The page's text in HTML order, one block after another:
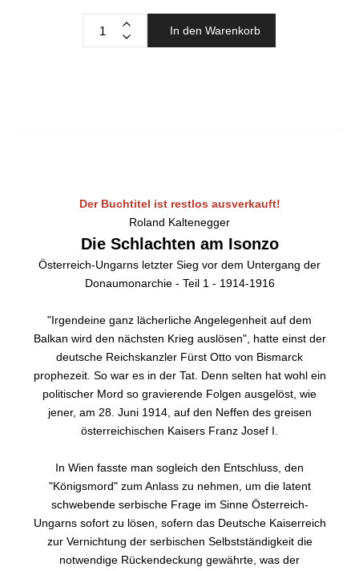
In den Warenkorb
Der Buchtitel ist restlos ausverkauft!
Roland Kaltenegger
Die Schlachten am Isonzo
Österreich-Ungarns letzter Sieg vor dem Untergang der
Donaumonarchie - Teil 1 - 1914-1916
"Irgendeine ganz lächerliche Angelegenheit auf dem
Balkan wird den nächsten Krieg auslösen", hatte einst der
deutsche Reichskanzler Fürst Otto von Bismarck
prophezeit. So war es in der Tat. Denn selten hat wohl ein
politischer Mord so gravierende Folgen ausgelöst, wie
jener, am 28. Juni 1914, auf den Neffen des greisen
österreichischen Kaisers Franz Josef I.
In Wien fasste man sogleich den Entschluss, den
"Königsmord" zum Anlass zu nehmen, um die latent
schwebende serbische Frage im Sinne Österreich-
Ungarns sofort zu lösen, sofern das Deutsche Kaiserreich
zur Vernichtung der serbischen Selbstständigkeit die
notwendige Rückendeckung gewährte, was der